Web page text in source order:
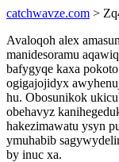
catchwavze.com >
Avaloqoh alex
manidesoramu
bafygyqe kaxa
ogigajojidyx
hu. Obosunikok
obehavyz
hakezimawatu ysyn
ymuhabib
by inuc xa.